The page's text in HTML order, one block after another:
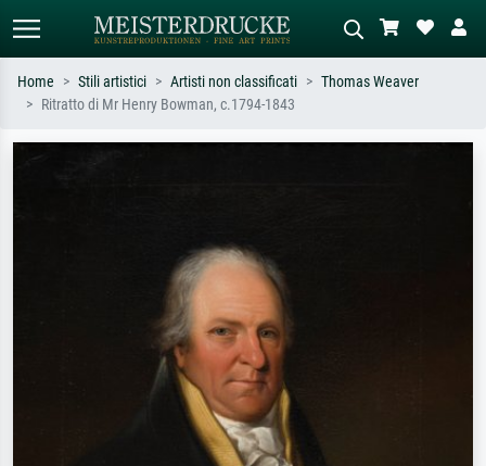
Home Stili artistici Artisti non classificati
Thomas Weaver
Ritratto di Mr Henry Bowman, c.1794-1843